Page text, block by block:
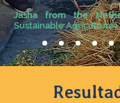
Jasha from the
Sustainable Agriculture)